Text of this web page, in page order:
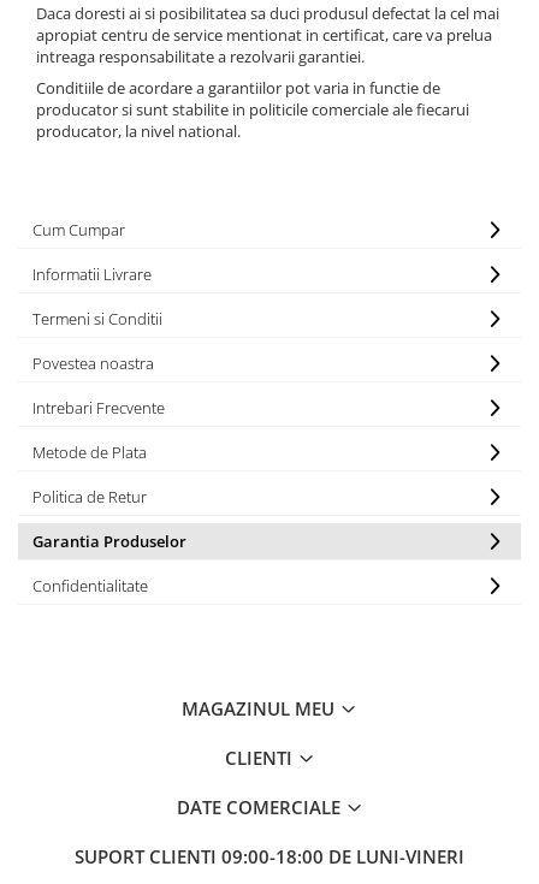
Daca doresti ai si posibilitatea sa duci produsul defectat la cel mai
apropiat centru de service mentionat in certificat, care va prelua
intreaga responsabilitate a rezolvarii garantiei.
Conditiile de acordare a garantiilor pot varia in functie de
producator si sunt stabilite in politicile comerciale ale fiecarui
producator, la nivel national.
Cum Cumpar
Informatii Livrare
Termeni si Conditii
Povestea noastra
Intrebari Frecvente
Metode de Plata
Politica de Retur
Garantia Produselor
Confidentialitate
MAGAZINUL MEU
CLIENTI
DATE COMERCIALE
SUPORT CLIENTI 09:00-18:00 DE LUNI-VINERI